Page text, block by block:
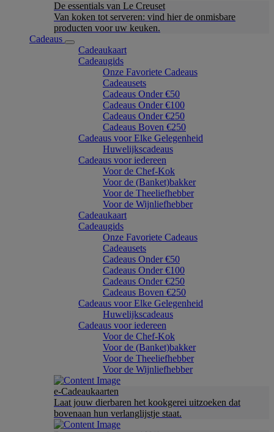
De essentials van Le Creuset
Van koken tot serveren: vind hier de onmisbare
producten voor uw keuken.
Cadeaus
Cadeaukaart
Cadeaugids
Onze Favoriete Cadeaus
Cadeausets
Cadeaus Onder €50
Cadeaus Onder €100
Cadeaus Onder €250
Cadeaus Boven €250
Cadeaus voor Elke Gelegenheid
Huwelijkscadeaus
Cadeaus voor iedereen
Voor de Chef-Kok
Voor de (Banket)bakker
Voor de Theeliefhebber
Voor de Wijnliefhebber
Cadeaukaart
Cadeaugids
Onze Favoriete Cadeaus
Cadeausets
Cadeaus Onder €50
Cadeaus Onder €100
Cadeaus Onder €250
Cadeaus Boven €250
Cadeaus voor Elke Gelegenheid
Huwelijkscadeaus
Cadeaus voor iedereen
Voor de Chef-Kok
Voor de (Banket)bakker
Voor de Theeliefhebber
Voor de Wijnliefhebber
e-Cadeaukaarten
Laat jouw dierbaren het kookgerei uitzoeken dat
bovenaan hun verlanglijstje staat.